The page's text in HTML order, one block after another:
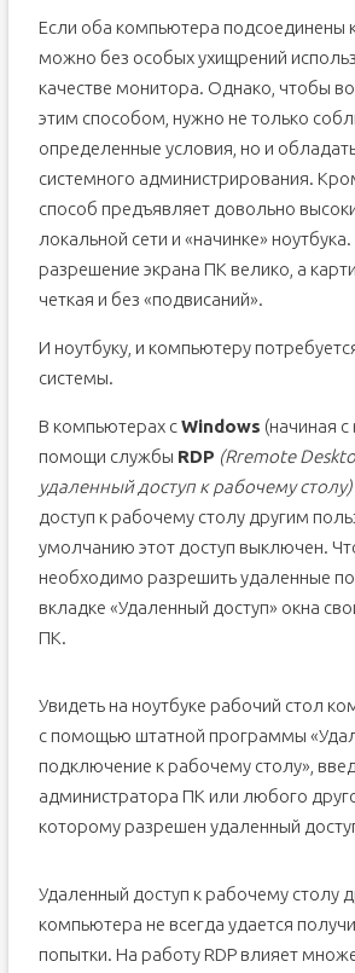
Если оба компьютера подсоединены
можно без особых ухищрений
качестве монитора. Однако, чтобы
этим способом, нужно не только
определенные условия, но и
системного администрирования.
способ предъявляет довольно
локальной сети и «начинке»
разрешение экрана ПК велико, а
четкая и без «подвисаний».
И ноутбуку, и компьютеру
системы.
В компьютерах сWindows (начиная
помощи службы RDP (Rremote
удаленный доступ к рабочему столу)
доступ к рабочему столу другим
умолчанию этот доступ выключен.
необходимо разрешить удаленные
вкладке «Удаленный доступ» окна
ПК.
Увидеть на ноутбуке рабочий стол
с помощью штатной программы
подключение к рабочему столу»,
администратора ПК или любого
которому разрешен удаленный
Удаленный доступ к рабочему столу
компьютера не всегда удается
попытки. На работу RDP влияет